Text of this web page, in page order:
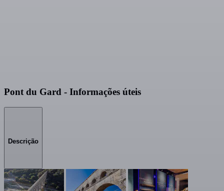
Pont du Gard - Informações úteis
Descrição